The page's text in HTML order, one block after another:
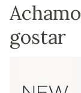
gostar